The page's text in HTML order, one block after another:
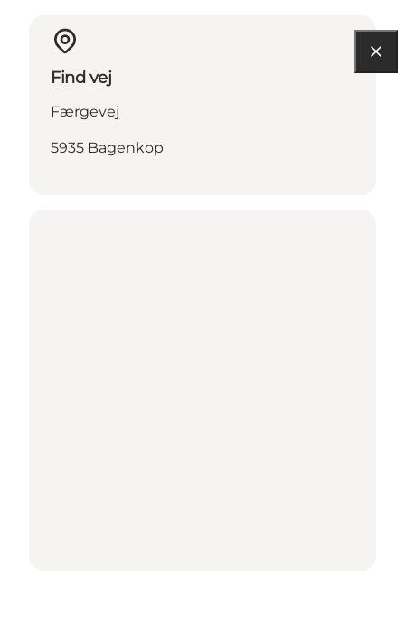
Find vej
Færgevej
5935 Bagenkop